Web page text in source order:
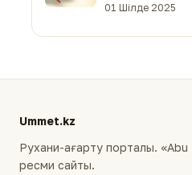
01 Шілде 2025
Ummet.kz
Рухани-ағарту порталы. «Abu
ресми сайты.